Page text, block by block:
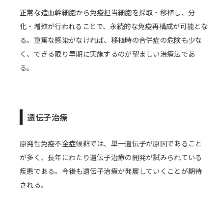
正常な造血幹細胞から免疫担当細胞を採取・移植し、分
化・増殖が行われることで、永続的な免疫再構成が可能とな
る。重篤な感染がなければ、移植時の合併症の危険も少な
く、できる限り早期に実施するのが望ましい治療法であ
る。
遺伝子治療
原発性免疫不全症候群では、単一遺伝子が原因であること
が多く、長年にわたり遺伝子治療の開発が試みられている
疾患である。今後も遺伝子治療が発展していくことが期待
される。